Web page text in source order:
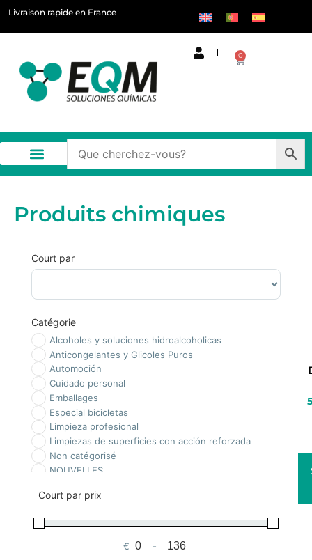
Livraison rapide en France
0
Produits chimiques
Court par
Trier les produits
Catégorie
Alcoholes y soluciones hidroalcoholicas
Anticongelantes y Glicoles Puros
Automoción
Cuidado personal
Emballages
Especial bicicletas
Limpieza profesional
Limpiezas de superficies con acción reforzada
Non catégorisé
NOUVELLES
Piscinas
Tratamiento Biológico
Court par prix
€ Prix minimum
-Prix maximum